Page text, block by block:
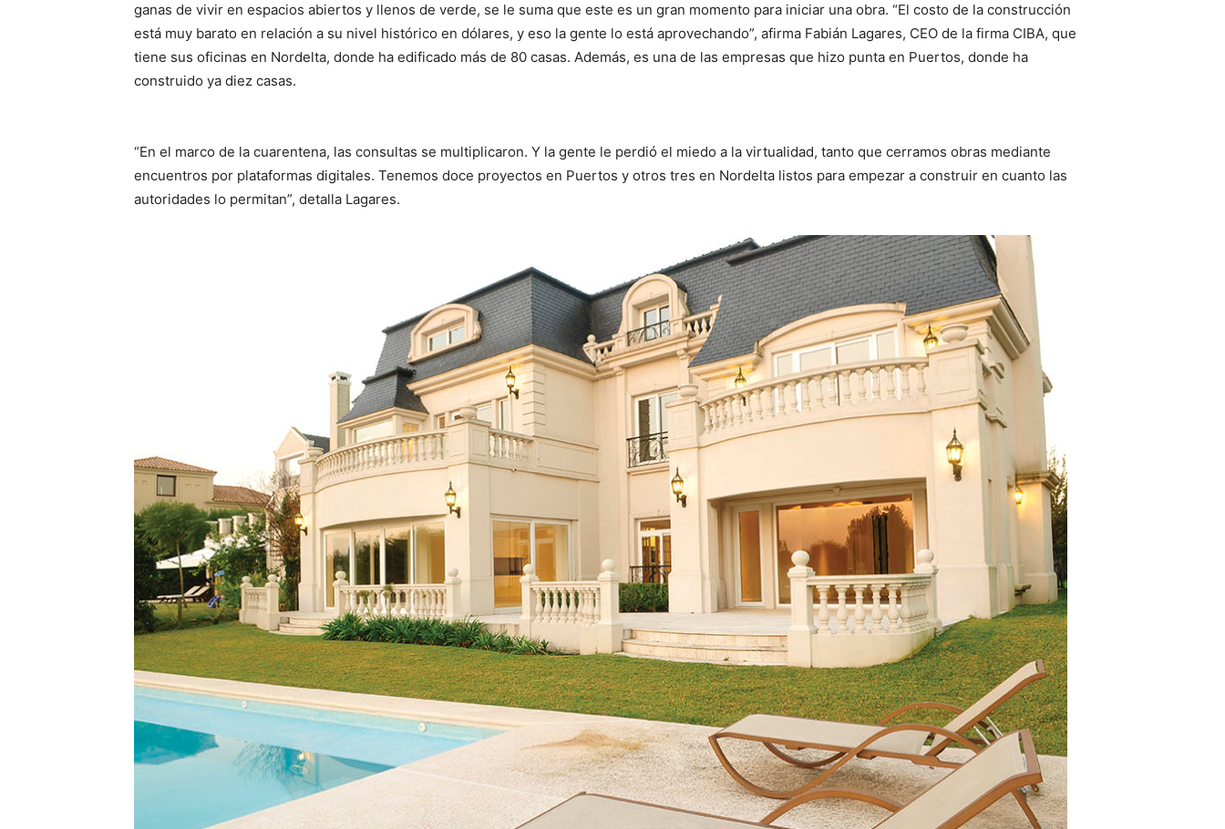
ganas de vivir en espacios abiertos y llenos de verde, se le suma que este es un gran momento para iniciar una obra. “El costo de la construcción
está muy barato en relación a su nivel histórico en dólares, y eso la gente lo está aprovechando”, afirma Fabián Lagares, CEO de la firma CIBA, que
tiene sus oficinas en Nordelta, donde ha edificado más de 80 casas. Además, es una de las empresas que hizo punta en Puertos, donde ha
construido ya diez casas.
“En el marco de la cuarentena, las consultas se multiplicaron. Y la gente le perdió el miedo a la virtualidad, tanto que cerramos obras mediante
encuentros por plataformas digitales. Tenemos doce proyectos en Puertos y otros tres en Nordelta listos para empezar a construir en cuanto las
autoridades lo permitan”, detalla Lagares.